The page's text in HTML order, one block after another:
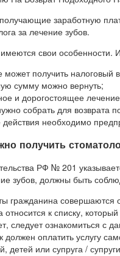
заработную
за лечение зубов.
свои особенности.
может получить налоговый
сумму можно вернуть;
и дорогостоящее
собрать для возврата
необходимо
получить
РФ № 201
зубов, должны быть
гражданина совершаются
относится к списку,
следует ознакомиться с
должен оплатить услугу
детей или супруга /